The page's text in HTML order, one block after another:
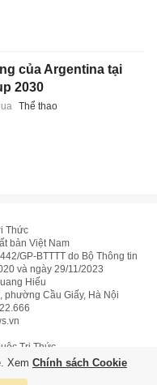
của Argentina tại
2030
Thể thao
Thức
bản Việt Nam
GP-BTTTT do Bộ Thông tin
và ngày 29/11/2023
Hiếu
phường Cầu Giấy, Hà Nội
Tri Thức
Xem Chính sách Cookie